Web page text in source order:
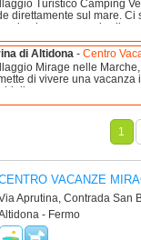
Turistico Camping
direttamente sul mare.
nel parco con giardino
di Altidona- Centro
Mirage nelle
di vivere una
di ...
1
VACANZE
Aprutina, Contrada San
- Fermo